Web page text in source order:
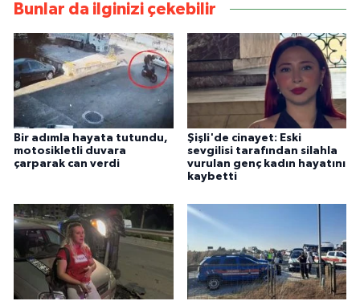
Bunlar da ilginizi çekebilir
Bir adımla hayata tutundu,
motosikletli duvara
çarparak can verdi
Şişli'de cinayet: Eski
sevgilisi tarafından silahla
vurulan genç kadın hayatını
kaybetti